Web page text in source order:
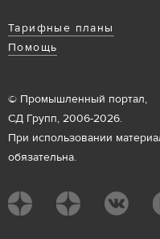
Тарифные планы
Помощь
© Промышленный портал,
СД Групп, 2006-2026.
При использовании
обязательна.